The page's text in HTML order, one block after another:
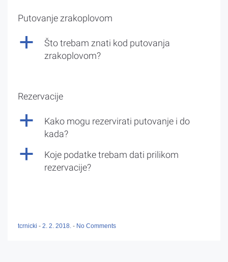
Putovanje zrakoplovom
a
Što trebam znati kod putovanja
zrakoplovom?
Rezervacije
a
Kako mogu rezervirati putovanje i do
kada?
a
Koje podatke trebam dati prilikom
rezervacije?
tcrnicki - 2. 2. 2018. - No Comments